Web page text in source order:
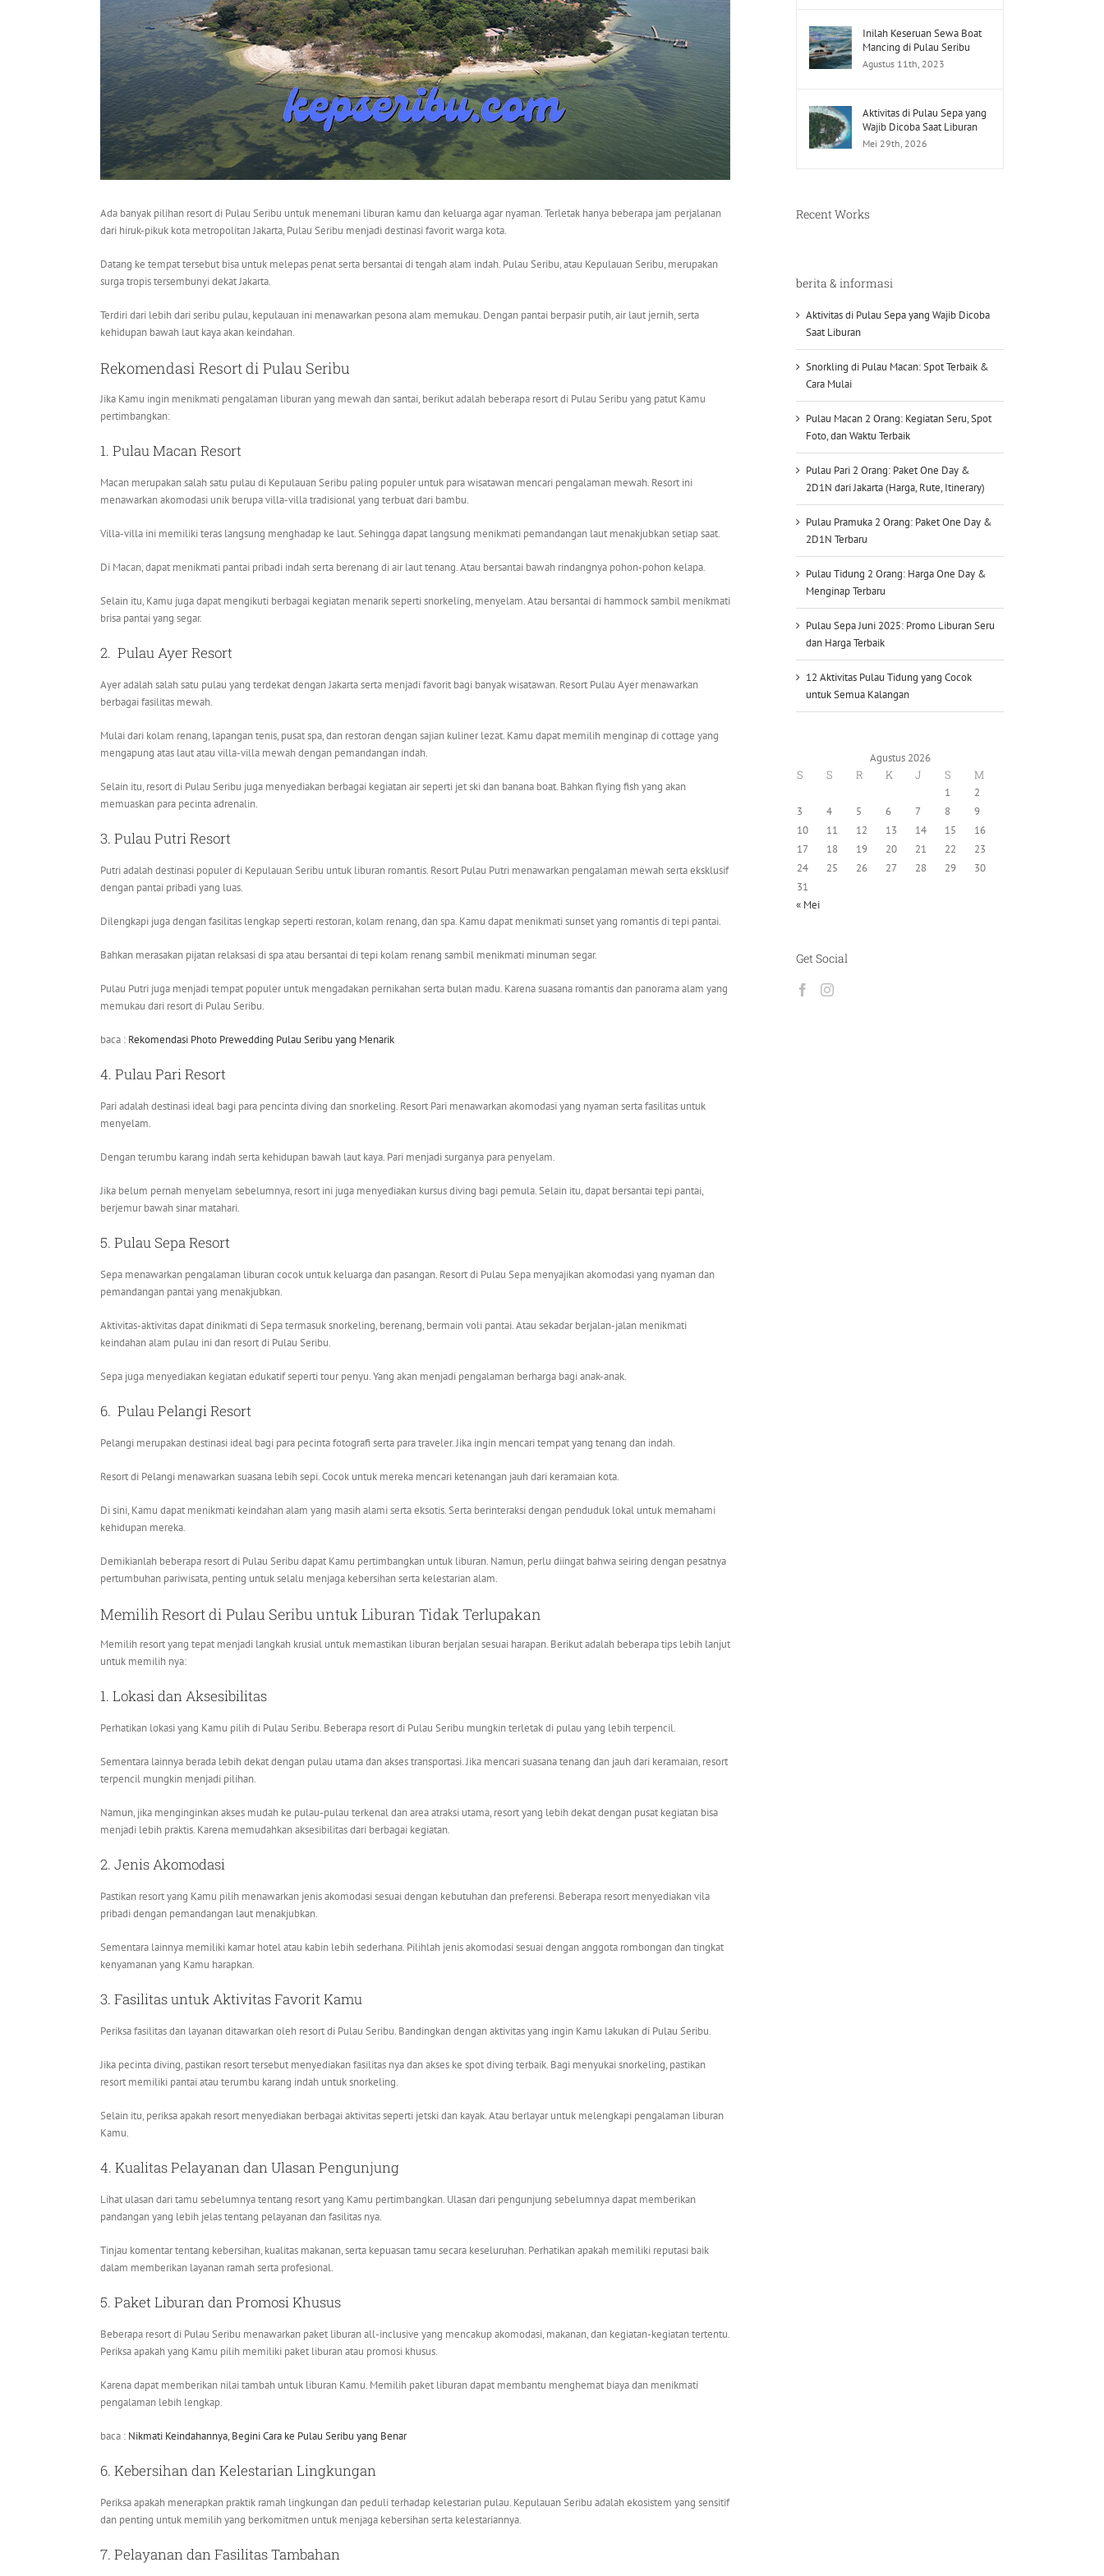
Ada banyak pilihan resort di Pulau Seribu untuk menemani liburan kamu dan keluarga agar nyaman. Terletak hanya beberapa jam perjalanan
dari hiruk-pikuk kota metropolitan Jakarta, Pulau Seribu menjadi destinasi favorit warga kota.
Datang ke tempat tersebut bisa untuk melepas penat serta bersantai di tengah alam indah. Pulau Seribu, atau Kepulauan Seribu, merupakan
surga tropis tersembunyi dekat Jakarta.
Terdiri dari lebih dari seribu pulau, kepulauan ini menawarkan pesona alam memukau. Dengan pantai berpasir putih, air laut jernih, serta
kehidupan bawah laut kaya akan keindahan.
Rekomendasi Resort di Pulau Seribu
Jika Kamu ingin menikmati pengalaman liburan yang mewah dan santai, berikut adalah beberapa resort di Pulau Seribu yang patut Kamu
pertimbangkan:
1. Pulau Macan Resort
Macan merupakan salah satu pulau di Kepulauan Seribu paling populer untuk para wisatawan mencari pengalaman mewah. Resort ini
menawarkan akomodasi unik berupa villa-villa tradisional yang terbuat dari bambu.
Villa-villa ini memiliki teras langsung menghadap ke laut. Sehingga dapat langsung menikmati pemandangan laut menakjubkan setiap saat.
Di Macan, dapat menikmati pantai pribadi indah serta berenang di air laut tenang. Atau bersantai bawah rindangnya pohon-pohon kelapa.
Selain itu, Kamu juga dapat mengikuti berbagai kegiatan menarik seperti snorkeling, menyelam. Atau bersantai di hammock sambil menikmati
brisa pantai yang segar.
2. Pulau Ayer Resort
Ayer adalah salah satu pulau yang terdekat dengan Jakarta serta menjadi favorit bagi banyak wisatawan. Resort Pulau Ayer menawarkan
berbagai fasilitas mewah.
Mulai dari kolam renang, lapangan tenis, pusat spa, dan restoran dengan sajian kuliner lezat. Kamu dapat memilih menginap di cottage yang
mengapung atas laut atau villa-villa mewah dengan pemandangan indah.
Selain itu, resort di Pulau Seribu juga menyediakan berbagai kegiatan air seperti jet ski dan banana boat. Bahkan flying fish yang akan
memuaskan para pecinta adrenalin.
3. Pulau Putri Resort
Putri adalah destinasi populer di Kepulauan Seribu untuk liburan romantis. Resort Pulau Putri menawarkan pengalaman mewah serta eksklusif
dengan pantai pribadi yang luas.
Dilengkapi juga dengan fasilitas lengkap seperti restoran, kolam renang, dan spa. Kamu dapat menikmati sunset yang romantis di tepi pantai.
Bahkan merasakan pijatan relaksasi di spa atau bersantai di tepi kolam renang sambil menikmati minuman segar.
Pulau Putri juga menjadi tempat populer untuk mengadakan pernikahan serta bulan madu. Karena suasana romantis dan panorama alam yang
memukau dari resort di Pulau Seribu.
baca : Rekomendasi Photo Prewedding Pulau Seribu yang Menarik
4. Pulau Pari Resort
Pari adalah destinasi ideal bagi para pencinta diving dan snorkeling. Resort Pari menawarkan akomodasi yang nyaman serta fasilitas untuk
menyelam.
Dengan terumbu karang indah serta kehidupan bawah laut kaya. Pari menjadi surganya para penyelam.
Jika belum pernah menyelam sebelumnya, resort ini juga menyediakan kursus diving bagi pemula. Selain itu, dapat bersantai tepi pantai,
berjemur bawah sinar matahari.
5. Pulau Sepa Resort
Sepa menawarkan pengalaman liburan cocok untuk keluarga dan pasangan. Resort di Pulau Sepa menyajikan akomodasi yang nyaman dan
pemandangan pantai yang menakjubkan.
Aktivitas-aktivitas dapat dinikmati di Sepa termasuk snorkeling, berenang, bermain voli pantai. Atau sekadar berjalan-jalan menikmati
keindahan alam pulau ini dan resort di Pulau Seribu.
Sepa juga menyediakan kegiatan edukatif seperti tour penyu. Yang akan menjadi pengalaman berharga bagi anak-anak.
6. Pulau Pelangi Resort
Pelangi merupakan destinasi ideal bagi para pecinta fotografi serta para traveler. Jika ingin mencari tempat yang tenang dan indah.
Resort di Pelangi menawarkan suasana lebih sepi. Cocok untuk mereka mencari ketenangan jauh dari keramaian kota.
Di sini, Kamu dapat menikmati keindahan alam yang masih alami serta eksotis. Serta berinteraksi dengan penduduk lokal untuk memahami
kehidupan mereka.
Demikianlah beberapa resort di Pulau Seribu dapat Kamu pertimbangkan untuk liburan. Namun, perlu diingat bahwa seiring dengan pesatnya
pertumbuhan pariwisata, penting untuk selalu menjaga kebersihan serta kelestarian alam.
Memilih Resort di Pulau Seribu untuk Liburan Tidak Terlupakan
Memilih resort yang tepat menjadi langkah krusial untuk memastikan liburan berjalan sesuai harapan. Berikut adalah beberapa tips lebih lanjut
untuk memilih nya:
1. Lokasi dan Aksesibilitas
Perhatikan lokasi yang Kamu pilih di Pulau Seribu. Beberapa resort di Pulau Seribu mungkin terletak di pulau yang lebih terpencil.
Sementara lainnya berada lebih dekat dengan pulau utama dan akses transportasi. Jika mencari suasana tenang dan jauh dari keramaian, resort
terpencil mungkin menjadi pilihan.
Namun, jika menginginkan akses mudah ke pulau-pulau terkenal dan area atraksi utama, resort yang lebih dekat dengan pusat kegiatan bisa
menjadi lebih praktis. Karena memudahkan aksesibilitas dari berbagai kegiatan.
2. Jenis Akomodasi
Pastikan resort yang Kamu pilih menawarkan jenis akomodasi sesuai dengan kebutuhan dan preferensi. Beberapa resort menyediakan vila
pribadi dengan pemandangan laut menakjubkan.
Sementara lainnya memiliki kamar hotel atau kabin lebih sederhana. Pilihlah jenis akomodasi sesuai dengan anggota rombongan dan tingkat
kenyamanan yang Kamu harapkan.
3. Fasilitas untuk Aktivitas Favorit Kamu
Periksa fasilitas dan layanan ditawarkan oleh resort di Pulau Seribu. Bandingkan dengan aktivitas yang ingin Kamu lakukan di Pulau Seribu.
Jika pecinta diving, pastikan resort tersebut menyediakan fasilitas nya dan akses ke spot diving terbaik. Bagi menyukai snorkeling, pastikan
resort memiliki pantai atau terumbu karang indah untuk snorkeling.
Selain itu, periksa apakah resort menyediakan berbagai aktivitas seperti jetski dan kayak. Atau berlayar untuk melengkapi pengalaman liburan
Kamu.
4. Kualitas Pelayanan dan Ulasan Pengunjung
Lihat ulasan dari tamu sebelumnya tentang resort yang Kamu pertimbangkan. Ulasan dari pengunjung sebelumnya dapat memberikan
pandangan yang lebih jelas tentang pelayanan dan fasilitas nya.
Tinjau komentar tentang kebersihan, kualitas makanan, serta kepuasan tamu secara keseluruhan. Perhatikan apakah memiliki reputasi baik
dalam memberikan layanan ramah serta profesional.
5. Paket Liburan dan Promosi Khusus
Beberapa resort di Pulau Seribu menawarkan paket liburan all-inclusive yang mencakup akomodasi, makanan, dan kegiatan-kegiatan tertentu.
Periksa apakah yang Kamu pilih memiliki paket liburan atau promosi khusus.
Karena dapat memberikan nilai tambah untuk liburan Kamu. Memilih paket liburan dapat membantu menghemat biaya dan menikmati
pengalaman lebih lengkap.
baca : Nikmati Keindahannya, Begini Cara ke Pulau Seribu yang Benar
6. Kebersihan dan Kelestarian Lingkungan
Periksa apakah menerapkan praktik ramah lingkungan dan peduli terhadap kelestarian pulau. Kepulauan Seribu adalah ekosistem yang sensitif
dan penting untuk memilih yang berkomitmen untuk menjaga kebersihan serta kelestariannya.
7. Pelayanan dan Fasilitas Tambahan
Inilah Keseruan Sewa Boat
Mancing di Pulau Seribu
Agustus 11th, 2023
Aktivitas di Pulau Sepa yang
Wajib Dicoba Saat Liburan
Mei 29th, 2026
Recent Works
berita & informasi
Aktivitas di Pulau Sepa yang Wajib Dicoba
Saat Liburan
Snorkling di Pulau Macan: Spot Terbaik &
Cara Mulai
Pulau Macan 2 Orang: Kegiatan Seru, Spot
Foto, dan Waktu Terbaik
Pulau Pari 2 Orang: Paket One Day &
2D1N dari Jakarta (Harga, Rute, Itinerary)
Pulau Pramuka 2 Orang: Paket One Day &
2D1N Terbaru
Pulau Tidung 2 Orang: Harga One Day &
Menginap Terbaru
Pulau Sepa Juni 2025: Promo Liburan Seru
dan Harga Terbaik
12 Aktivitas Pulau Tidung yang Cocok
untuk Semua Kalangan
Agustus 2026
S S R K J S M
1
2
3
4 5 6 7 8
9
10
11 12 13 14 15
16
17
18 19 20 21 22
23
24
25 26 27 28 29
30
31
« Mei
Get Social